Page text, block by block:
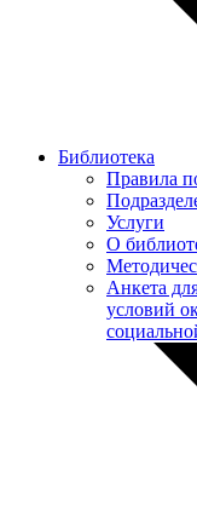
Библиотека
Правила
Услуги
О
Анкета
условий